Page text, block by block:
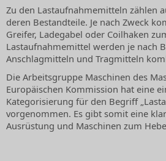
Zu den Lastaufnahmemitteln zählen
deren Bestandteile. Je nach Zweck
Greifer, Ladegabel oder Coilhaken
Lastaufnahmemittel werden je nach
Anschlagmitteln und Tragmitteln
Die Arbeitsgruppe Maschinen des
Europäischen Kommission hat eine
Kategorisierung für den Begriff
vorgenommen. Es gibt somit eine
Ausrüstung und Maschinen zum